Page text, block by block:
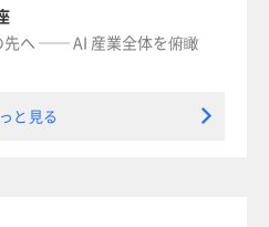
先へ ── AI 産業全体を俯瞰
と見る